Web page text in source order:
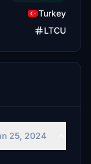
Turkey
LTCU
25, 2024